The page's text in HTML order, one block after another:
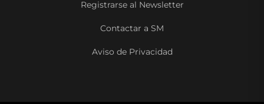
Registrarse al Newsletter
Contactar a SM
Aviso de Privacidad